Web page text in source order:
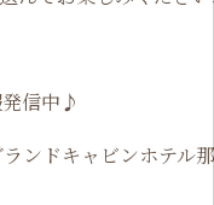
信中♪
ンドキャビンホテル